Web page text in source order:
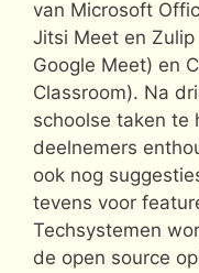
van Microsoft
Jitsi Meet en
Google Meet) en
Classroom). Na
schoolse taken te
deelnemers
ook nog
tevens voor
Techsystemen
de open source